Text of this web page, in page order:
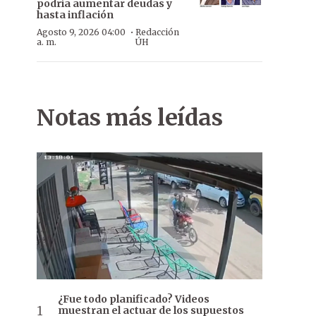
podría aumentar deudas y
hasta inflación
Agosto 9, 2026 04:00
a. m.
·Redacción
ÚH
Notas más leídas
¿Fue todo planificado? Videos
muestran el actuar de los supuestos